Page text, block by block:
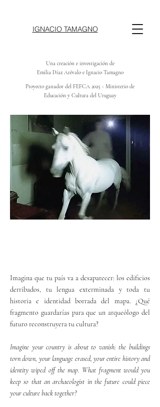
IGNACIO TAMAGNO
Una creación e investigación de
Emilia Díaz Arévalo e Ignacio Tamagno
Proyecto ganador del FEFCA 2025 - Ministerio de
Educación y Cultura del Uruguay
Imagina que tu país va a desaparecer: los edificios
derribados, tu lengua exterminada y toda tu
historia e identidad borrada del mapa. ¿Qué
fragmento guardarías para que un arqueólogo del
futuro reconstruyera tu cultura?
Imagine your country is about to vanish: the buildings
torn down, your language erased, your entire history and
identity wiped off the map. What fragment would you
keep so that an archaeologist in the future could piece
your culture back together?